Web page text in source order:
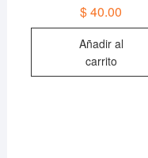
$40.00
Añadir al
carrito